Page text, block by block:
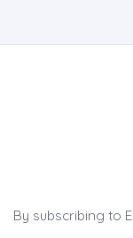
By subscribing to